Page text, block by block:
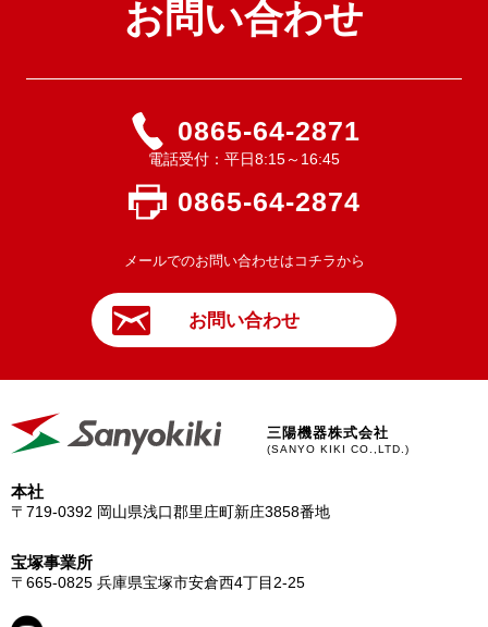
お問い合わせ
0865-64-2871
電話受付：平日8:15～16:45
0865-64-2874
メールでのお問い合わせはコチラから
お問い合わせ
三陽機器株式会社
(SANYO KIKI CO.,LTD.)
本社
〒719-0392 岡山県浅口郡里庄町新庄3858番地
宝塚事業所
〒665-0825 兵庫県宝塚市安倉西4丁目2-25